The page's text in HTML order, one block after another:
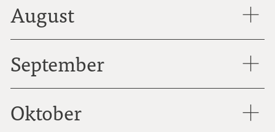
August
September
Oktober